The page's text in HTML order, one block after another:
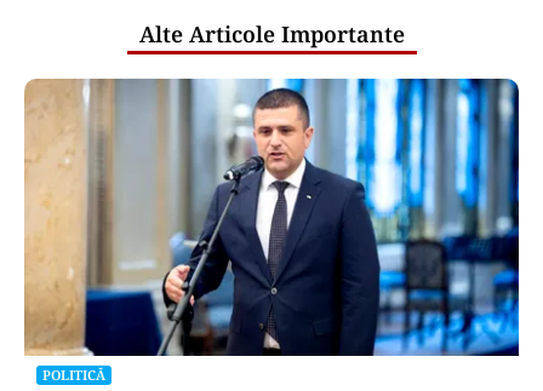
Alte Articole Importante
POLITICĂ